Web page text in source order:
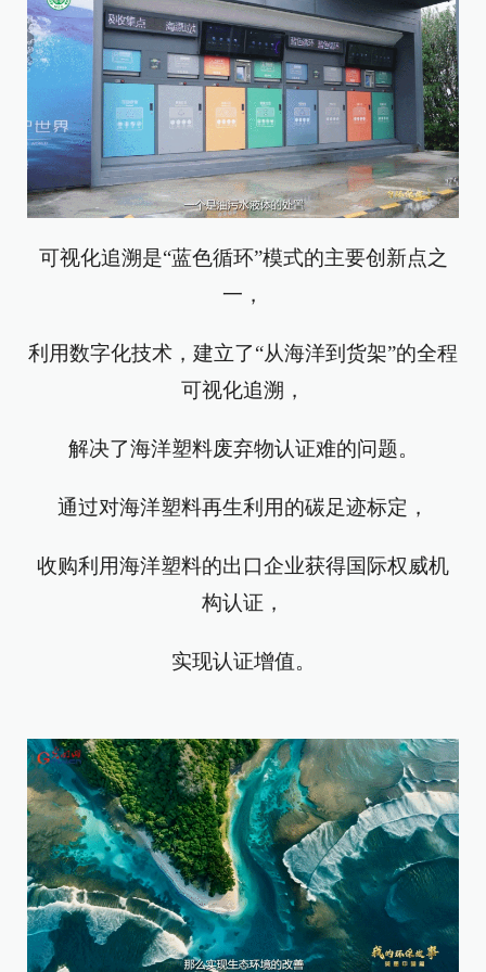
可视化追溯是“蓝色循环”模式的主要创新点之
一，
利用数字化技术，建立了“从海洋到货架”的全程
可视化追溯，
解决了海洋塑料废弃物认证难的问题。
通过对海洋塑料再生利用的碳足迹标定，
收购利用海洋塑料的出口企业获得国际权威机
构认证，
实现认证增值。